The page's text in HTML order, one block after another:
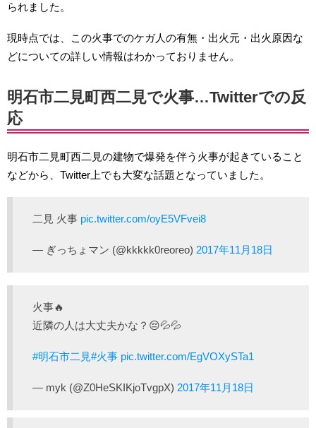
られました。
現時点では、この火事でのケガ人の有無・出火元・出火原因な
どについての詳しい情報はわかっておりません。
明石市二見町西二見で火事…Twitterでの反
応
明石市二見町西二見の建物で爆発を伴う火事が起きていること
などから、Twitter上でも大変な話題となっていました。
二見 火事 pic.twitter.com/oyE5VFvei8
— ぎっちょマン (@kkkkk0reoreo) 2017年11月18日
火事🔥
近隣の人は大丈夫かな？😔💦💦
#明石市二見#火事 pic.twitter.com/EgVOXySTa1
— myk (@Z0HeSKIKjoTvgpX) 2017年11月18日